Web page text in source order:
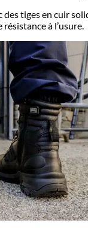
des tiges en cuir
à l’usure.